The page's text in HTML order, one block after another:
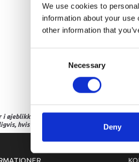
We use cookies to
information about your
other information that
Necessary
Deny
i øjeblikket store og hyppige prisændringer
hvis dette er tilfældet.